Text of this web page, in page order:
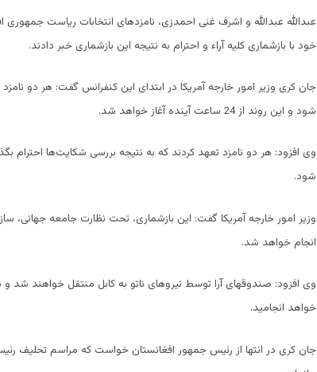
عبدالله عبدالله و اشرف غنی احمدزی، نامزدهای انتخابات ریاست
خود با بازشماری کلیه آراء و احترام به نتیجه این بازشماری خبر دادند.
جان کری وزیر امور خارجه آمریکا در ابتدای این کنفرانس گفت:‌ هر دو
شود و این روند از 24 ساعت آینده آغاز خواهد شد.
وی افزود: هر دو نامزد تعهد کردند که به نتیجه بررسی شکایت‌ها احترام
شود.
وزیر امور خارجه آمریکا گفت: این بازشماری، تحت نظارت جامعه جهانی،
انجام خواهد شد.
وی افزود: صندوقهای آرا توسط نیروهای ناتو به کابل منتقل خواهند
خواهد انجامید.
جان کری در انتها از رئیس جمهور افغانستان خواست که مراسم تحلیف